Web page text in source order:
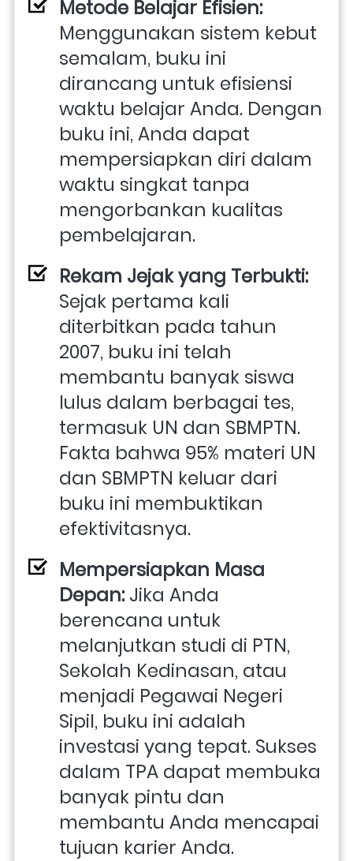
Metode Belajar Efisien:
Menggunakan sistem kebut
semalam, buku ini
dirancang untuk efisiensi
waktu belajar Anda. Dengan
buku ini, Anda dapat
mempersiapkan diri dalam
waktu singkat tanpa
mengorbankan kualitas
pembelajaran.
Rekam Jejak yang Terbukti:
Sejak pertama kali
diterbitkan pada tahun
2007, buku ini telah
membantu banyak siswa
lulus dalam berbagai tes,
termasuk UN dan SBMPTN.
Fakta bahwa 95% materi UN
dan SBMPTN keluar dari
buku ini membuktikan
efektivitasnya.
Mempersiapkan Masa
Depan: Jika Anda
berencana untuk
melanjutkan studi di PTN,
Sekolah Kedinasan, atau
menjadi Pegawai Negeri
Sipil, buku ini adalah
investasi yang tepat. Sukses
dalam TPA dapat membuka
banyak pintu dan
membantu Anda mencapai
tujuan karier Anda.